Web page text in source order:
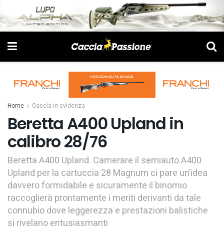
Home Caccia in evidenza
Beretta A400 Upland in
calibro 28/76
Beretta A400 Upland. Camerare il semiauto A400
Upland per la cartuccia 28 Magnum ci pare un’idea
davvero formidabile e sicuramente il binomio
raccoglierà prontamente i meriti derivanti da tale
connubio dove leggerezza e prestazioni balistiche
si rivelano entusiasmanti